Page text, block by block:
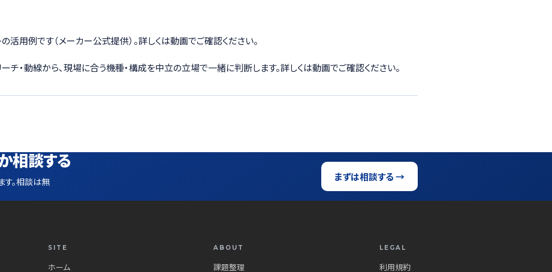
例です（メーカー公式提供）。詳しくは動画でご確認ください。
チ・動線から、現場に合う機種・構成を中立の立場で一緒に判断します。詳しくは動画でご確認ください。
相談する
す。相談は無
まずは相談する →
SITE
ホーム
ABOUT
課題整理
LEGAL
利用規約